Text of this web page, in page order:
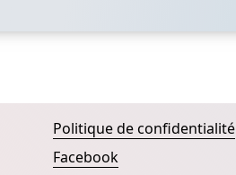
Politique de confidentialité
Facebook